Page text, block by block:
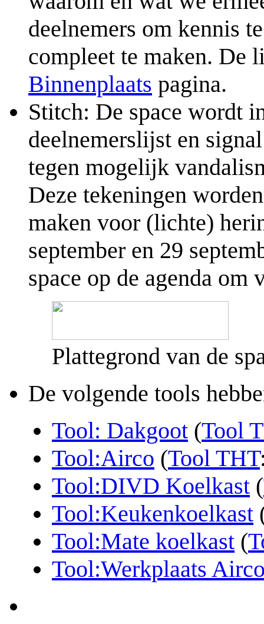
deelnemers om kennis
compleet te maken. De
Binnenplaats pagina.
Stitch: De space wordt
deelnemerslijst en
tegen mogelijk
Deze tekeningen
maken voor (lichte)
september en 29
space op de agenda om
Plattegrond van de
De volgende tools
Tool: Dakgoot (Tool
Tool:Airco (Tool THT
Tool:DIVD Koelkast (
Tool:Keukenkoelkast
Tool:Mate koelkast (
Tool:Werkplaats